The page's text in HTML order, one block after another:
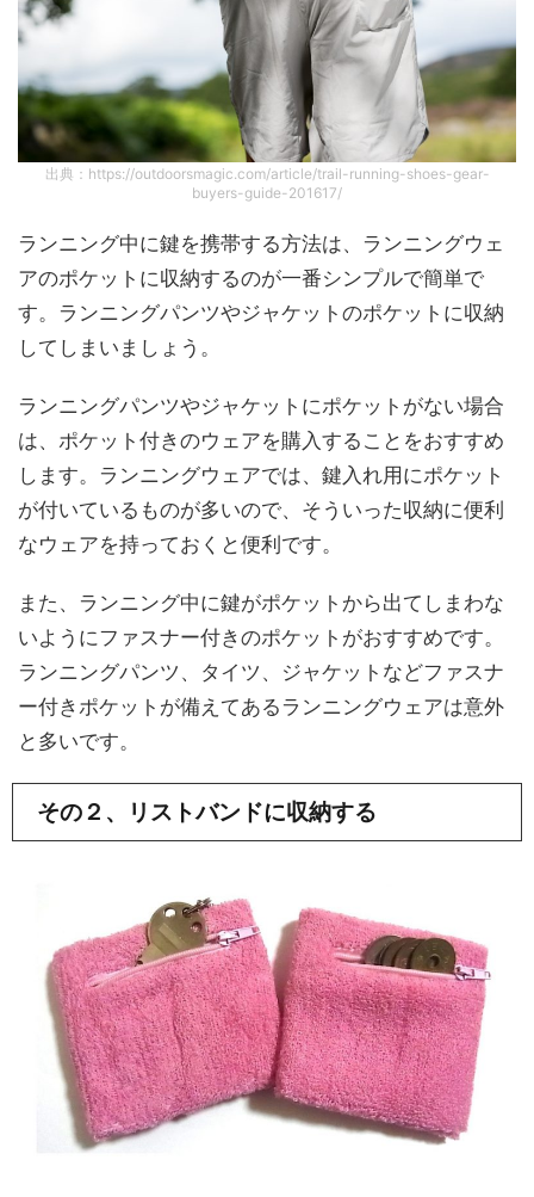
出典：https://outdoorsmagic.com/article/trail-running-shoes-gear-
buyers-guide-201617/
ランニング中に鍵を携帯する方法は、ランニングウェ
アのポケットに収納するのが一番シンプルで簡単で
す。ランニングパンツやジャケットのポケットに収納
してしまいましょう。
ランニングパンツやジャケットにポケットがない場合
は、ポケット付きのウェアを購入することをおすすめ
します。ランニングウェアでは、鍵入れ用にポケット
が付いているものが多いので、そういった収納に便利
なウェアを持っておくと便利です。
また、ランニング中に鍵がポケットから出てしまわな
いようにファスナー付きのポケットがおすすめです。
ランニングパンツ、タイツ、ジャケットなどファスナ
ー付きポケットが備えてあるランニングウェアは意外
と多いです。
その２、リストバンドに収納する